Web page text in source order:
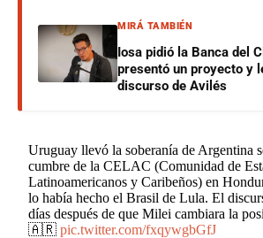
MIRÁ TAMBIÉN
Iosa pidió la Banca del
presentó un proyecto y
discurso de Avilés
Uruguay llevó la soberanía de Argentina
cumbre de la CELAC (Comunidad de
Latinoamericanos y Caribeños) en
lo había hecho el Brasil de Lula. El
días después de que Milei cambiara la
🇦🇷pic.twitter.com/fxqywgbGfJ